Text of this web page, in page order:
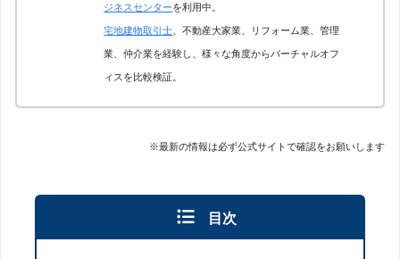
ジネスセンターを利用中。
宅地建物取引士 、不動産大家業、リフォーム業、管理
業、仲介業を経験し、様々な角度からバーチャルオフ
ィスを比較検証。
※最新の情報は必ず公式サイトで確認をお願いします
目次